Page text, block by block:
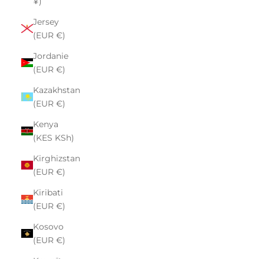
Jersey
(EUR €)
Jordanie
(EUR €)
Kazakhstan
(EUR €)
Kenya
(KES KSh)
Kirghizstan
(EUR €)
Kiribati
(EUR €)
Kosovo
(EUR €)